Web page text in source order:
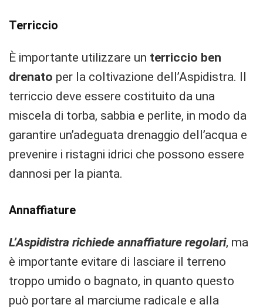
Terriccio
È importante utilizzare un terriccio ben
drenato per la coltivazione dell’Aspidistra. Il
terriccio deve essere costituito da una
miscela di torba, sabbia e perlite, in modo da
garantire un’adeguata drenaggio dell’acqua e
prevenire i ristagni idrici che possono essere
dannosi per la pianta.
Annaffiature
L’Aspidistra richiede annaffiature regolari, ma
è importante evitare di lasciare il terreno
troppo umido o bagnato, in quanto questo
può portare al marciume radicale e alla